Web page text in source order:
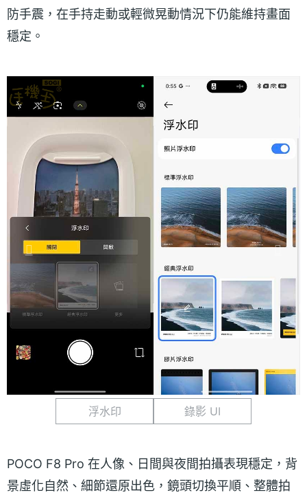
防手震，在手持走動或輕微晃動情況下仍能維持畫面
穩定。
浮水印 錄影 UI
POCO F8 Pro 在人像、日間與夜間拍攝表現穩定，背
景虛化自然、細節還原出色，鏡頭切換平順、整體拍